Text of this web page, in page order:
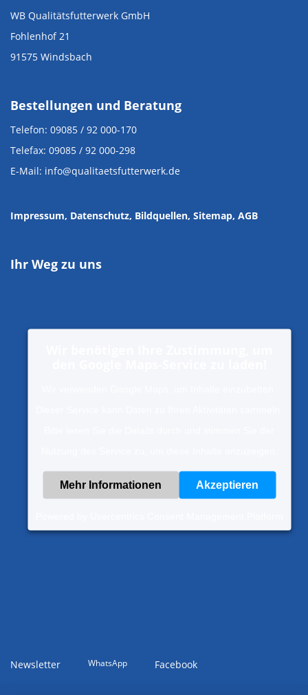
WB Qualitätsfutterwerk GmbH
Fohlenhof 21
91575 Windsbach
Bestellungen und Beratung
Telefon: 09085 / 92 000-170
Telefax: 09085 / 92 000-298
E-Mail: info@qualitaetsfutterwerk.de
Impressum, Datenschutz, Bildquellen, Sitemap, AGB
Ihr Weg zu uns
Mehr Informationen Akzeptieren
Newsletter WhatsApp Facebook